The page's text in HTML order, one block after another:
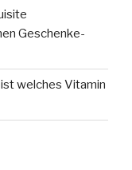
Geschenke-
welches Vitamin